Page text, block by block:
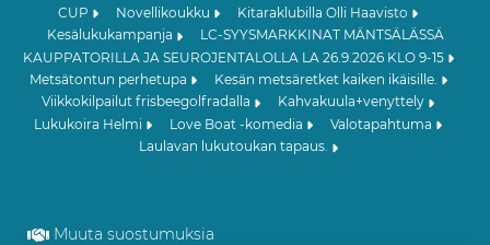
CUP
Novellikoukku
Kitaraklubilla Olli Haavisto
Kesälukukampanja
LC-SYYSMARKKINAT MÄNTSÄLÄSSÄ
KAUPPATORILLA JA SEUROJENTALOLLA LA 26.9.2026 KLO 9-15
Metsätontun perhetupa
Kesän metsäretket kaiken ikäisille.
Viikkokilpailut frisbeegolfradalla
Kahvakuula+venyttely
Lukukoira Helmi
Love Boat -komedia
Valotapahtuma
Laulavan lukutoukan tapaus.
Muuta suostumuksia